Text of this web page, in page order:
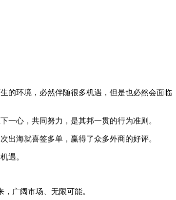
的环境，必然伴随很多机遇，但是也必然会面临
一心，共同努力，是其邦一贯的行为准则。
出海就喜签多单，赢得了众多外商的好评。
遇。
广阔市场、无限可能。